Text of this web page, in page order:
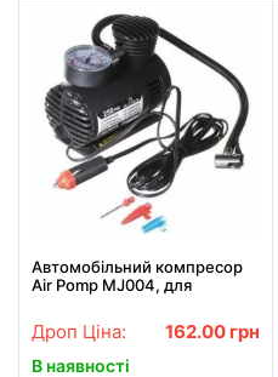
Автомобільний компресор
Air Pomp MJ004, для
автонасос
Дроп Ціна: 162.00 грн
В наявності